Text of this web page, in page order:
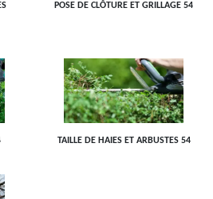
POSE DE CLÔTURE ET GRILLAGE 54
TAILLE DE HAIES ET ARBUSTES 54